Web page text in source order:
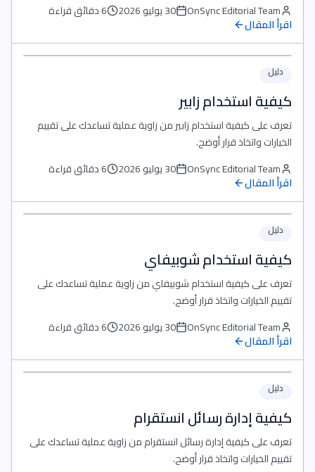
OnSync Editorial Team
30 يوليو 2026 6 دقائق قراءة
اقرأ المقال
دليل
كيفية استخدام زابير
تعرف على كيفية استخدام زابير من زاوية عملية تساعدك على تقييم
الخيارات واتخاذ قرار أوضح.
OnSync Editorial Team
30 يوليو 2026 6 دقائق قراءة
اقرأ المقال
دليل
كيفية استخدام شوبيفاي
تعرف على كيفية استخدام شوبيفاي من زاوية عملية تساعدك على
تقييم الخيارات واتخاذ قرار أوضح.
OnSync Editorial Team
30 يوليو 2026 6 دقائق قراءة
اقرأ المقال
دليل
كيفية إدارة رسائل انستقرام
تعرف على كيفية إدارة رسائل انستقرام من زاوية عملية تساعدك على
تقييم الخيارات واتخاذ قرار أوضح.